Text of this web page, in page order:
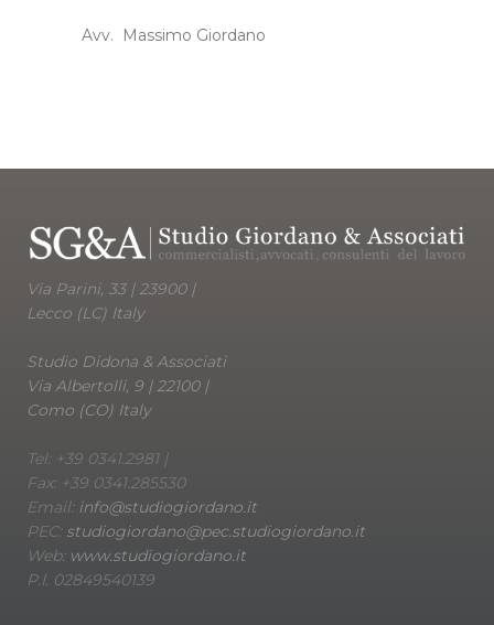
Avv. Massimo Giordano
Via Parini, 33 | 23900 |
Lecco (LC) Italy
Studio Didona & Associati
Via Albertolli, 9 | 22100 |
Como (CO) Italy
Tel: +39 0341.2981 |
Fax: +39 0341.285530
Email: info@studiogiordano.it
PEC: studiogiordano@pec.studiogiordano.it
Web: www.studiogiordano.it
P.I. 02849540139